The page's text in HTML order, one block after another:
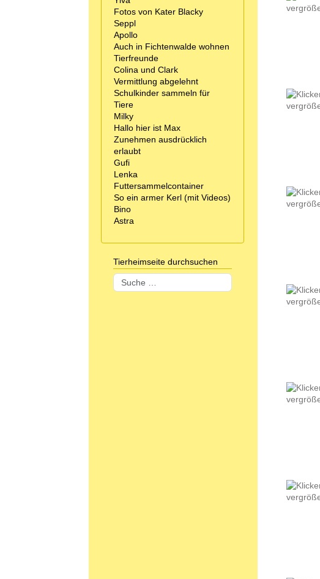
Fotos von Kater Blacky
Seppl
Apollo
Auch in Fichtenwalde wohnen
Tierfreunde
Colina und Clark
Vermittlung abgelehnt
Schulkinder sammeln für
Tiere
Milky
Hallo hier ist Max
Zunehmen ausdrücklich
erlaubt
Gufi
Lenka
Futtersammelcontainer
So ein armer Kerl (mit Videos)
Bino
Astra
Tierheimseite durchsuchen
Suchen